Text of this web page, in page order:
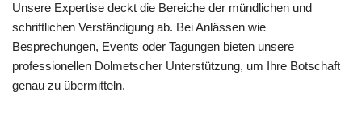
Unsere Expertise deckt die Bereiche der mündlichen und
schriftlichen Verständigung ab. Bei Anlässen wie
Besprechungen, Events oder Tagungen bieten unsere
professionellen Dolmetscher Unterstützung, um Ihre Botschaft
genau zu übermitteln.